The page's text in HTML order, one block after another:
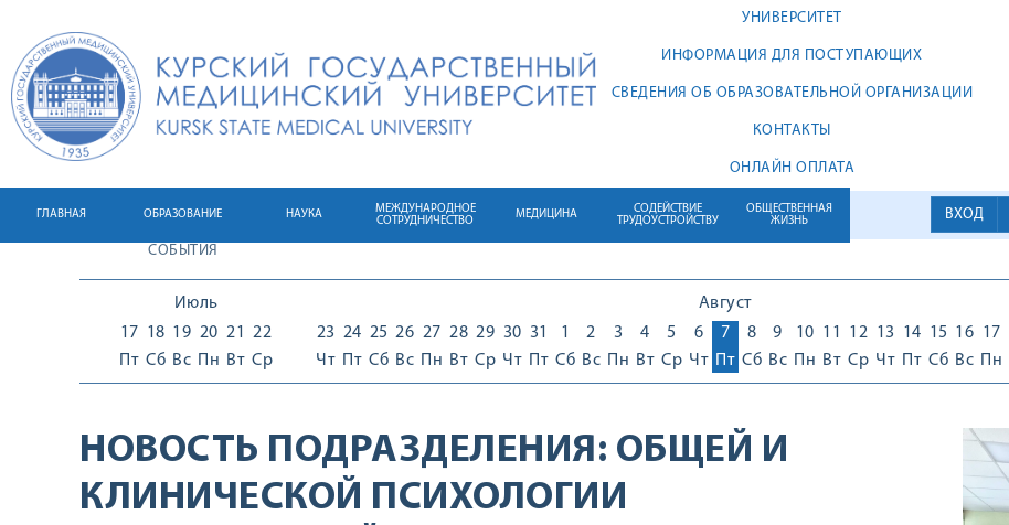
УНИВЕРСИТЕТ
ИНФОРМАЦИЯ ДЛЯ ПОСТУПАЮЩИХ
СВЕДЕНИЯ ОБ ОБРАЗОВАТЕЛЬНОЙ ОРГАНИЗАЦИИ
КОНТАКТЫ
ОНЛАЙН ОПЛАТА
ВХОД
ГЛАВНАЯ ОБРАЗОВАНИЕ НАУКА
МЕЖДУНАРОДНОЕ
СОТРУДНИЧЕСТВО
МЕДИЦИНА
СОДЕЙСТВИЕ
ТРУДОУСТРОЙСТВУ
ОБЩЕСТВЕННАЯ
ЖИЗНЬ
СОБЫТИЯ
Июль
17
Пт
18
Сб
19
Вс
20
Пн
21
Вт
22
Ср
Август
23
Чт
24
Пт
25
Сб
26
Вс
27
Пн
28
Вт
29
Ср
30
Чт
31
Пт
1
Сб
2
Вс
3
Пн
4
Вт
5
Ср
6
Чт
7
Пт
8
Сб
9
Вс
10
Пн
11
Вт
12
Ср
13
Чт
14
Пт
15
Сб
16
Вс
17
Пн
НОВОСТЬ ПОДРАЗДЕЛЕНИЯ: ОБЩЕЙ И
КЛИНИЧЕСКОЙ ПСИХОЛОГИИ